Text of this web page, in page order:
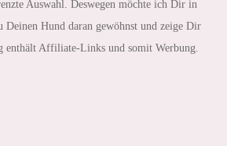
Auswahl. Deswegen möchte ich Dir in
Hund daran gewöhnst und zeige Dir
enthält Affiliate-Links und somit Werbung.